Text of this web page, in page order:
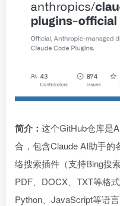
简介： 这个GitHub仓库是
合，包含Claude AI助手
络搜索插件（支持Bing搜
PDF、DOCX、TXT等格
Python、JavaScript等语